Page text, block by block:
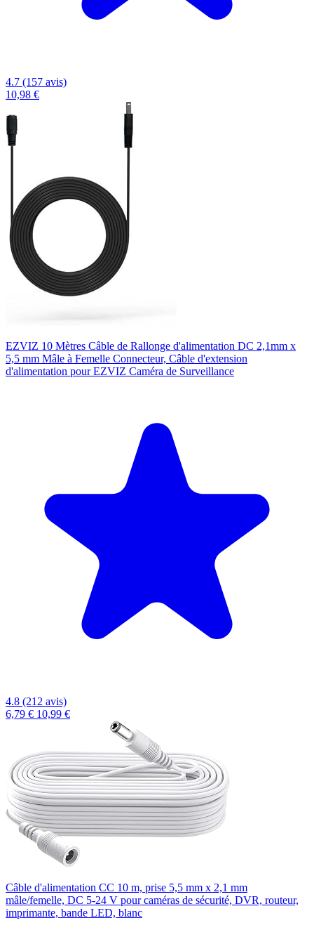
4.7 (157 avis)
10,98 €
EZVIZ 10 Mètres Câble de Rallonge d'alimentation DC 2,1mm x
5,5 mm Mâle à Femelle Connecteur, Câble d'extension
d'alimentation pour EZVIZ Caméra de Surveillance
4.8 (212 avis)
6,79 € 10,99 €
Câble d'alimentation CC 10 m, prise 5,5 mm x 2,1 mm
mâle/femelle, DC 5-24 V pour caméras de sécurité, DVR, routeur,
imprimante, bande LED, blanc